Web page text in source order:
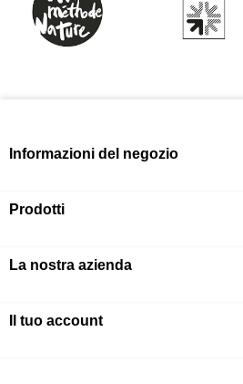
Informazioni del negozio
Prodotti
La nostra azienda
Il tuo account